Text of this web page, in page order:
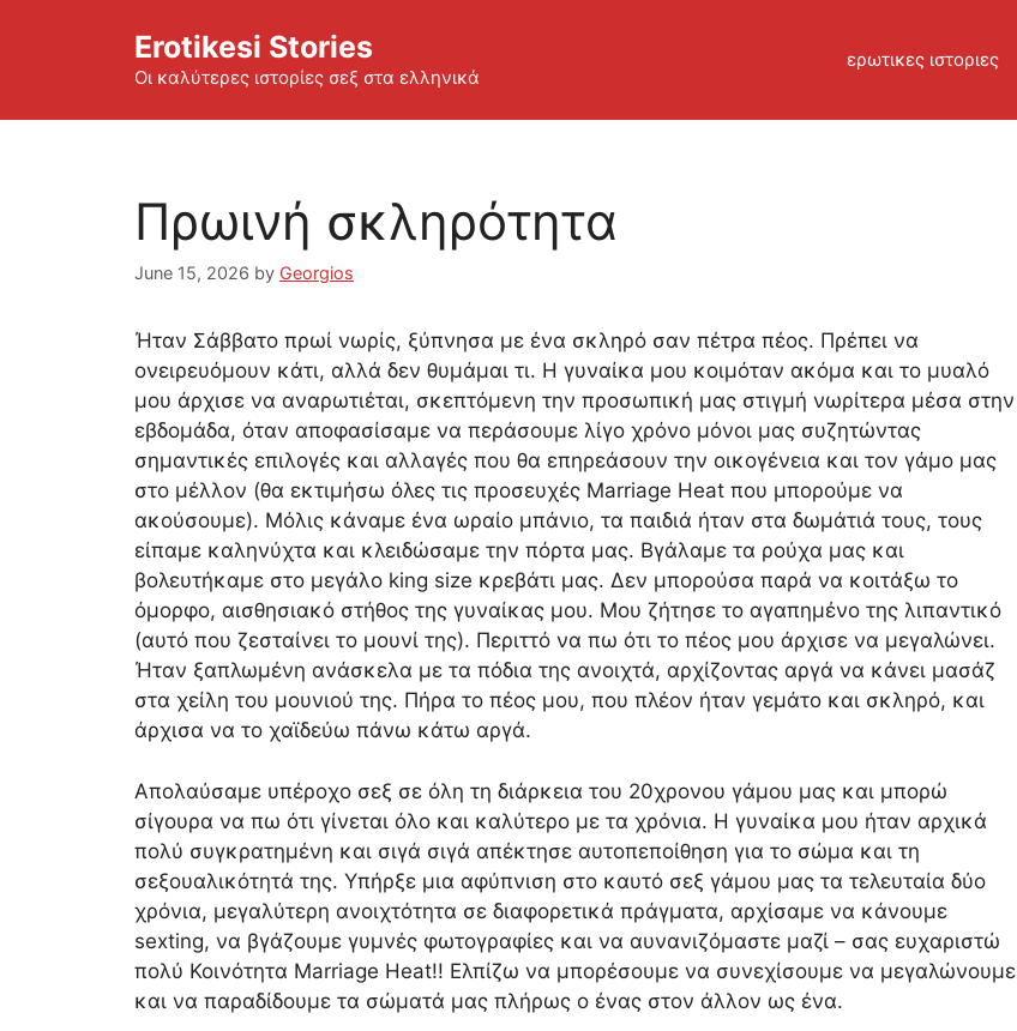
Erotikesi Stories
Οι καλύτερες ιστορίες σεξ στα ελληνικά
ερωτικες ιστοριες
Πρωινή σκληρότητα
June 15, 2026 by Georgios
Ήταν Σάββατο πρωί νωρίς, ξύπνησα με ένα σκληρό σαν πέτρα πέος. Πρέπει να
ονειρευόμουν κάτι, αλλά δεν θυμάμαι τι. Η γυναίκα μου κοιμόταν ακόμα και το μυαλό
μου άρχισε να αναρωτιέται, σκεπτόμενη την προσωπική μας στιγμή νωρίτερα μέσα στην
εβδομάδα, όταν αποφασίσαμε να περάσουμε λίγο χρόνο μόνοι μας συζητώντας
σημαντικές επιλογές και αλλαγές που θα επηρεάσουν την οικογένεια και τον γάμο μας
στο μέλλον (θα εκτιμήσω όλες τις προσευχές Marriage Heat που μπορούμε να
ακούσουμε). Μόλις κάναμε ένα ωραίο μπάνιο, τα παιδιά ήταν στα δωμάτιά τους, τους
είπαμε καληνύχτα και κλειδώσαμε την πόρτα μας. Βγάλαμε τα ρούχα μας και
βολευτήκαμε στο μεγάλο king size κρεβάτι μας. Δεν μπορούσα παρά να κοιτάξω το
όμορφο, αισθησιακό στήθος της γυναίκας μου. Μου ζήτησε το αγαπημένο της λιπαντικό
(αυτό που ζεσταίνει το μουνί της). Περιττό να πω ότι το πέος μου άρχισε να μεγαλώνει.
Ήταν ξαπλωμένη ανάσκελα με τα πόδια της ανοιχτά, αρχίζοντας αργά να κάνει μασάζ
στα χείλη του μουνιού της. Πήρα το πέος μου, που πλέον ήταν γεμάτο και σκληρό, και
άρχισα να το χαϊδεύω πάνω κάτω αργά.
Απολαύσαμε υπέροχο σεξ σε όλη τη διάρκεια του 20χρονου γάμου μας και μπορώ
σίγουρα να πω ότι γίνεται όλο και καλύτερο με τα χρόνια. Η γυναίκα μου ήταν αρχικά
πολύ συγκρατημένη και σιγά σιγά απέκτησε αυτοπεποίθηση για το σώμα και τη
σεξουαλικότητά της. Υπήρξε μια αφύπνιση στο καυτό σεξ γάμου μας τα τελευταία δύο
χρόνια, μεγαλύτερη ανοιχτότητα σε διαφορετικά πράγματα, αρχίσαμε να κάνουμε
sexting, να βγάζουμε γυμνές φωτογραφίες και να αυνανιζόμαστε μαζί – σας ευχαριστώ
πολύ Κοινότητα Marriage Heat!! Ελπίζω να μπορέσουμε να συνεχίσουμε να μεγαλώνουμε
και να παραδίδουμε τα σώματά μας πλήρως ο ένας στον άλλον ως ένα.